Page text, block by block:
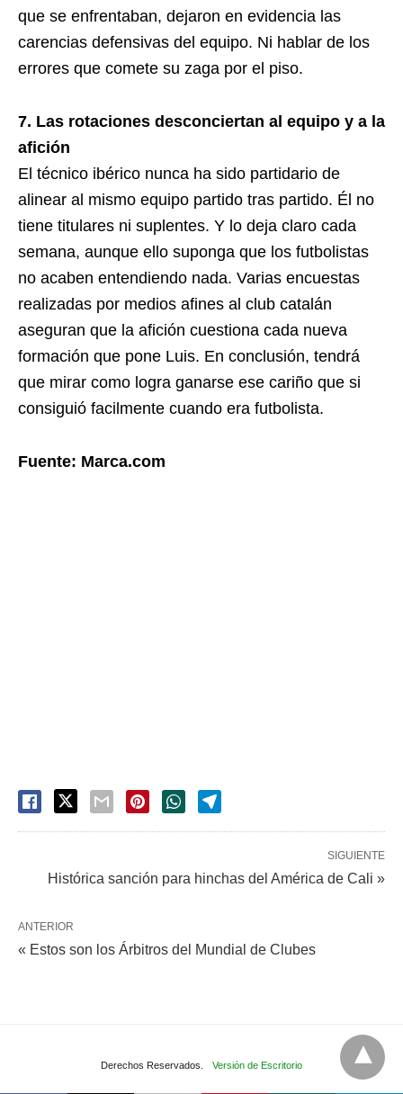
que se enfrentaban, dejaron en evidencia las
carencias defensivas del equipo. Ni hablar de los
errores que comete su zaga por el piso.
7. Las rotaciones desconciertan al equipo y a la
afición
El técnico ibérico nunca ha sido partidario de
alinear al mismo equipo partido tras partido. Él no
tiene titulares ni suplentes. Y lo deja claro cada
semana, aunque ello suponga que los futbolistas
no acaben entendiendo nada. Varias encuestas
realizadas por medios afines al club catalán
aseguran que la afición cuestiona cada nueva
formación que pone Luis. En conclusión, tendrá
que mirar como logra ganarse ese cariño que si
consiguió facilmente cuando era futbolista.
Fuente: Marca.com
SIGUIENTE
Histórica sanción para hinchas del América de Cali »
ANTERIOR
« Estos son los Árbitros del Mundial de Clubes
Derechos Reservados. Versión de Escritorio